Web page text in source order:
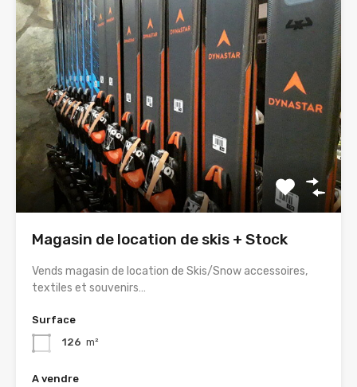
Magasin de location de skis + Stock
Vends magasin de location de Skis/Snow accessoires,
textiles et souvenirs…
Surface
126 m²
A vendre